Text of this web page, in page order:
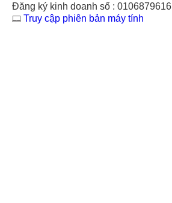
Đăng ký kinh doanh số : 0106879616
Truy cập phiên bản máy tính